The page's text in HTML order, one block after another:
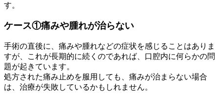
す。
ケース①痛みや腫れが治らない
手術の直後に、痛みや腫れなどの症状を感じることはありま
すが、これが長期的に続くのであれば、口腔内に何らかの問
題が起きています。
処方された痛み止めを服用しても、痛みが治まらない場合
は、治療が失敗しているかもしれません。